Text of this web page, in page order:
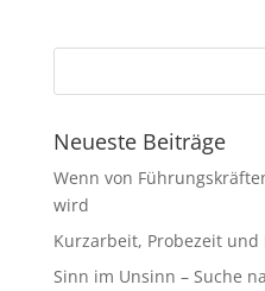
Neueste Beiträge
Wenn von
wird
Kurzarbeit, Probezeit
Sinn im Unsinn – Suche